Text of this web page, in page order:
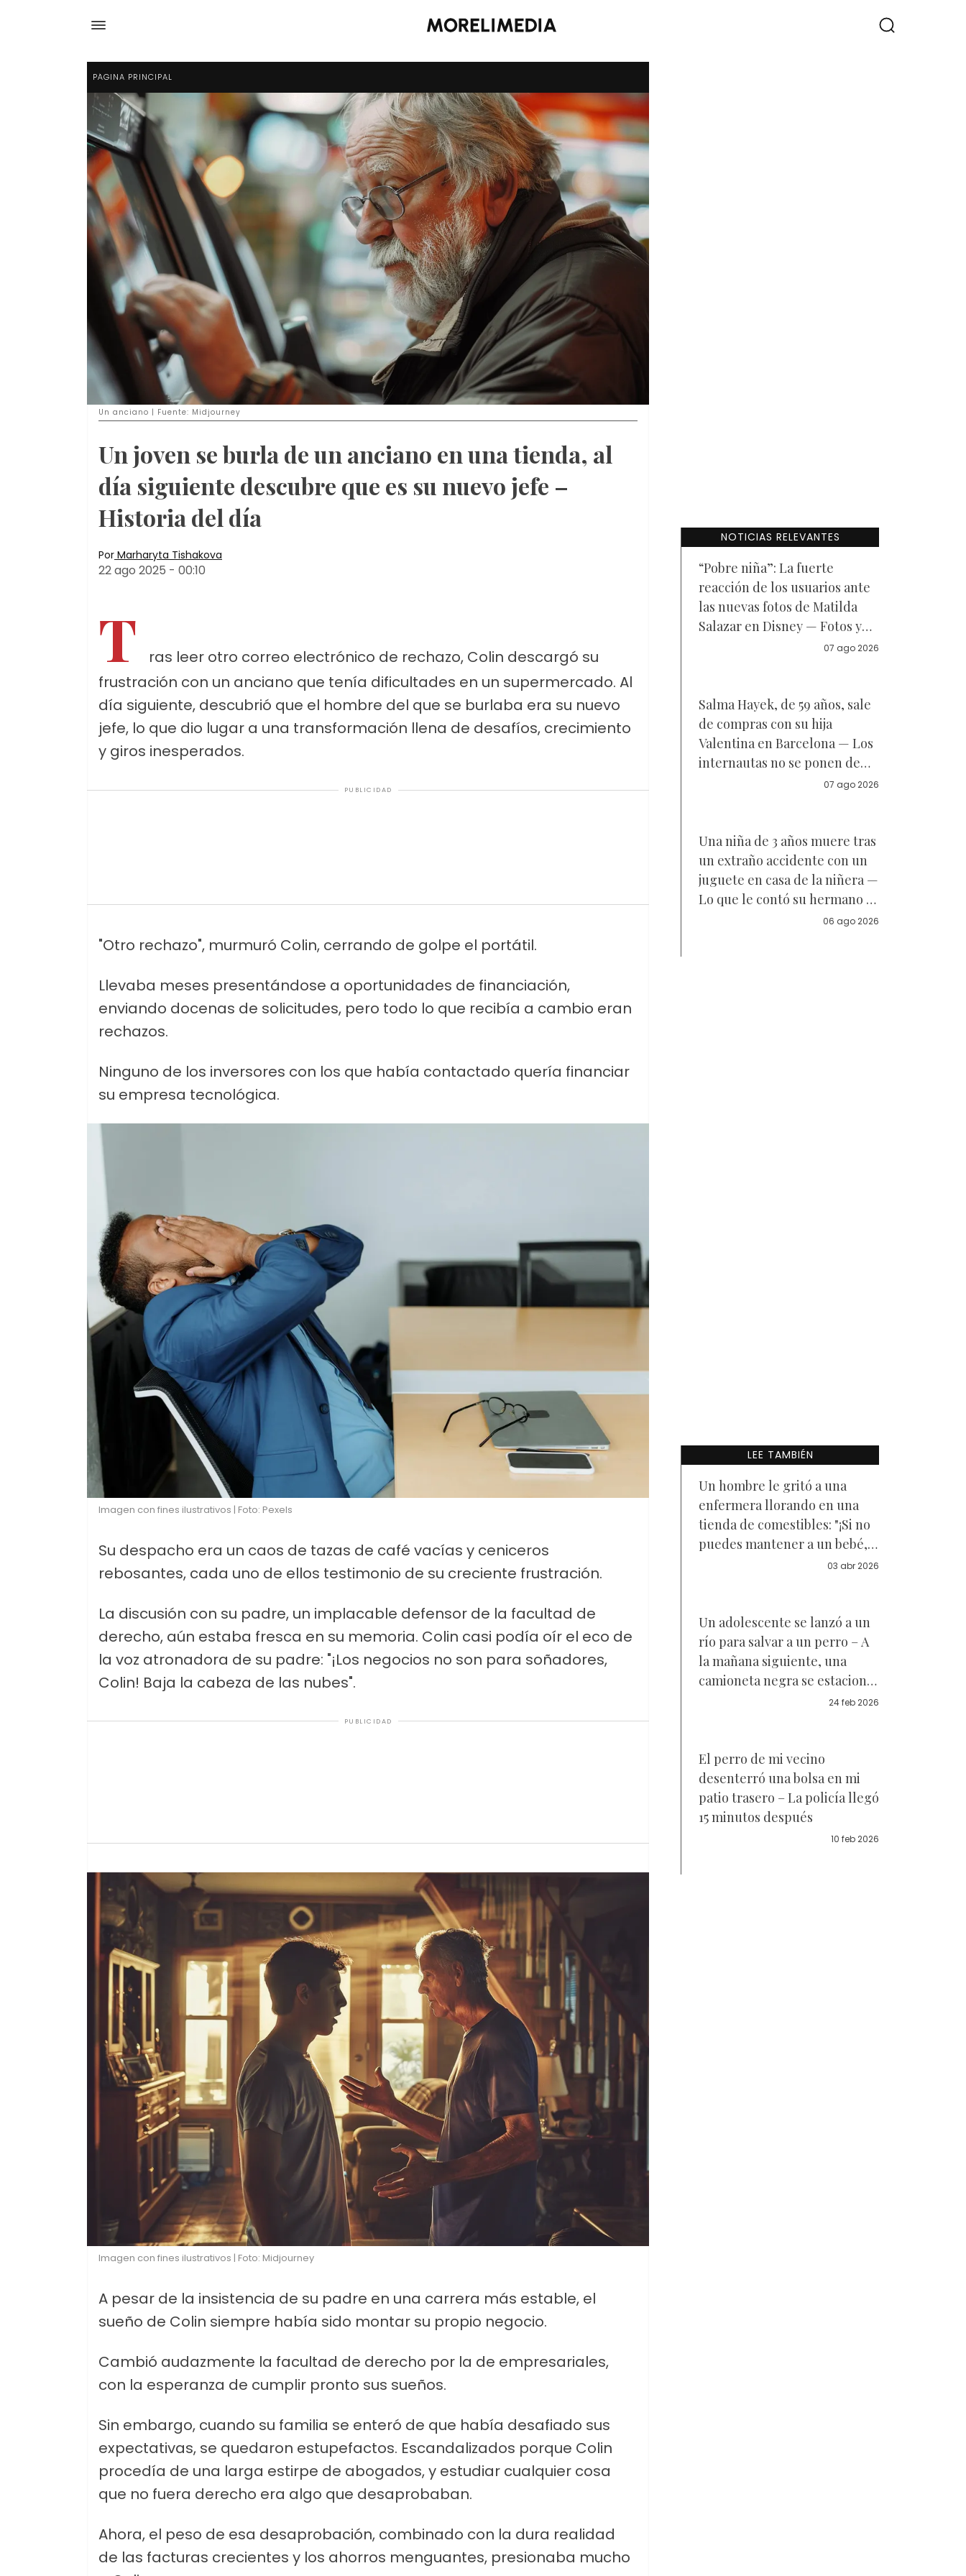
PÁGINA PRINCIPAL
Un anciano | Fuente: Midjourney
Un joven se burla de un anciano en una tienda, al
día siguiente descubre que es su nuevo jefe –
Historia del día
Por Marharyta Tishakova
22 ago 2025 - 00:10
T
ras leer otro correo electrónico de rechazo, Colin descargó su
frustración con un anciano que tenía dificultades en un supermercado. Al
día siguiente, descubrió que el hombre del que se burlaba era su nuevo
jefe, lo que dio lugar a una transformación llena de desafíos, crecimiento
y giros inesperados.
PUBLICIDAD
"Otro rechazo", murmuró Colin, cerrando de golpe el portátil.
Llevaba meses presentándose a oportunidades de financiación,
enviando docenas de solicitudes, pero todo lo que recibía a cambio eran
rechazos.
Ninguno de los inversores con los que había contactado quería financiar
su empresa tecnológica.
Imagen con fines ilustrativos | Foto: Pexels
Su despacho era un caos de tazas de café vacías y ceniceros
rebosantes, cada uno de ellos testimonio de su creciente frustración.
La discusión con su padre, un implacable defensor de la facultad de
derecho, aún estaba fresca en su memoria. Colin casi podía oír el eco de
la voz atronadora de su padre: "¡Los negocios no son para soñadores,
Colin! Baja la cabeza de las nubes".
PUBLICIDAD
Imagen con fines ilustrativos | Foto: Midjourney
A pesar de la insistencia de su padre en una carrera más estable, el
sueño de Colin siempre había sido montar su propio negocio.
Cambió audazmente la facultad de derecho por la de empresariales,
con la esperanza de cumplir pronto sus sueños.
Sin embargo, cuando su familia se enteró de que había desafiado sus
expectativas, se quedaron estupefactos. Escandalizados porque Colin
procedía de una larga estirpe de abogados, y estudiar cualquier cosa
que no fuera derecho era algo que desaprobaban.
Ahora, el peso de esa desaprobación, combinado con la dura realidad
de las facturas crecientes y los ahorros menguantes, presionaba mucho
NOTICIAS RELEVANTES
“Pobre niña”: La fuerte
reacción de los usuarios ante
las nuevas fotos de Matilda
Salazar en Disney — Fotos y
07 ago 2026
Salma Hayek, de 59 años, sale
de compras con su hija
Valentina en Barcelona — Los
internautas no se ponen de
acuerdo sobre a quién se07 ago 2026
Una niña de 3 años muere tras
un extraño accidente con un
juguete en casa de la niñera —
Lo que le contó su hermano a
06 ago 2026
LEE TAMBIÉN
Un hombre le gritó a una
enfermera llorando en una
tienda de comestibles: "¡Si no
puedes mantener a un bebé,
entonces quizá no deberías
03 abr 2026
Un adolescente se lanzó a un
río para salvar a un perro – A
la mañana siguiente, una
camioneta negra se estacionó
24 feb 2026
El perro de mi vecino
desenterró una bolsa en mi
patio trasero – La policía llegó
15 minutos después
10 feb 2026